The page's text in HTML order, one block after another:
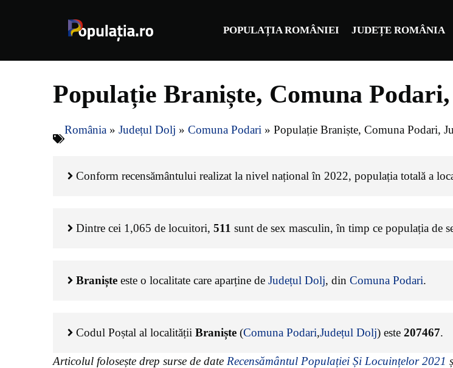
POPULAȚIA ROMÂNIEI JUDEȚE ROMÂNIA
Populație Braniște, Comuna
România » Județul Dolj » Comuna Podari » Populație Braniște, Comuna Podari,
Conform recensământului realizat la nivel național în 2022, populația totală a
Dintre cei 1,065 de locuitori, 511 sunt de sex masculin, în timp ce populația de
Braniște este o localitate care aparține de Județul Dolj, din Comuna Podari.
Codul Poștal al localității Braniște (Comuna Podari,Județul Dolj) este 207467.
Articolul folosește drep surse de date Recensământul Populației Și Locuințelor 2021